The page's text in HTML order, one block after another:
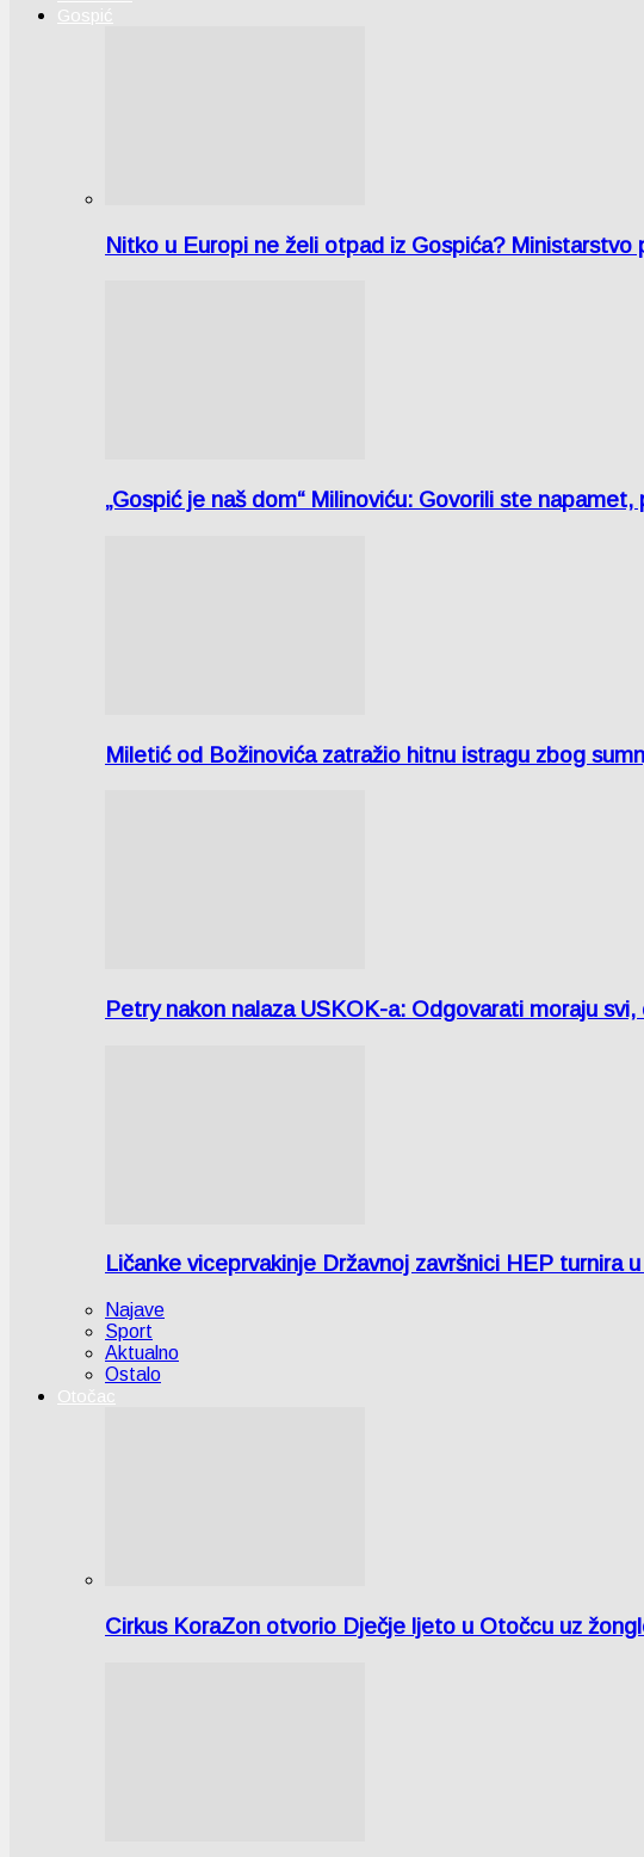
Gospić
Nitko u Europi ne želi otpad iz Gospića?
„Gospić je naš dom“ Milinoviću: Govorili ste
Miletić od Božinovića zatražio hitnu istragu zbog
Petry nakon nalaza USKOK-a: Odgovarati moraju
Ličanke viceprvakinje Državnoj završnici HEP turnira
Najave
Sport
Aktualno
Ostalo
Otočac
Cirkus KoraZon otvorio Dječje ljeto u Otočcu uz